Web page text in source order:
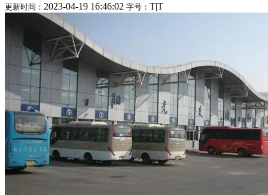
更新时间： 2023-04-19 16:46:02 字号： T|T